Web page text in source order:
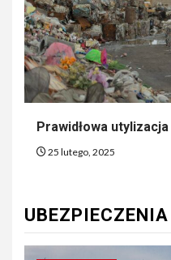
Prawidłowa
25 lutego, 2025
UBEZPIECZENIA